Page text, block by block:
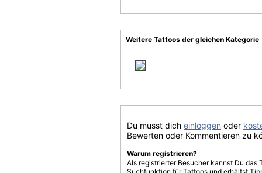
Weitere Tattoos der gleichen Kategorie
Du musst dich einloggen oder
Bewerten oder Kommentieren zu
Warum registrieren?
Als registrierter Besucher kannst Du